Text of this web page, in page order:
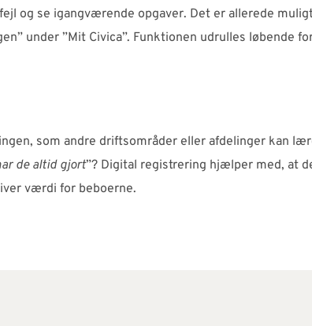
og se igangværende opgaver. Det er allerede
under ”Mit Civica”. Funktionen udrulles løbende
som andre driftsområder eller afdelinger kan
de altid gjort”? Digital registrering hjælper med, at
værdi for beboerne.